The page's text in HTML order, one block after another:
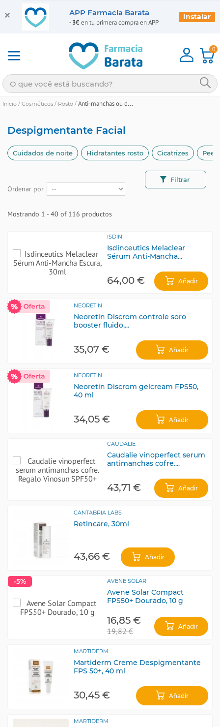
0
Inicio / Cosméticos / Rosto / Anti-manchas ou d...
Despigmentante Facial
Cuidados de noite Hidratantes rosto Cicatrizes
Ordenar por
Filtrar
Mostrando 1 - 40 of 116 productos
ISDIN
Isdinceutics Melaclear
Sérum Anti-Mancha...
64,00 € Añadir
NEORETIN
Neoretin Discrom controle soro
booster fluido,...
35,07 € Añadir
NEORETIN
Neoretin Discrom gelcream FPS50,
40 ml
34,05 € Añadir
CAUDALIE
Caudalie vinoperfect serum
antimanchas cofre....
43,71 € Añadir
CANTABRIA LABS
Retincare, 30ml
43,66 € Añadir
-5% AVENE SOLAR
Avene Solar Compact
FPS50+ Dourado, 10 g
16,85 €
19,82 € Añadir
MARTIDERM
Martiderm Creme Despigmentante
FPS 50+, 40 ml
30,45 € Añadir
MARTIDERM
APP Farmacia Barata
-3€ en tu primera compra en APP
Instalar